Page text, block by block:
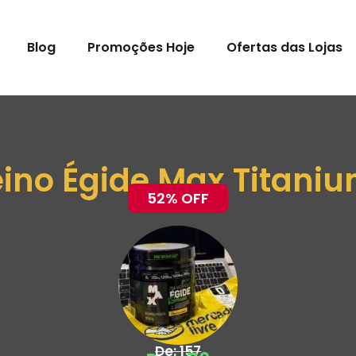
Blog Promoções Hoje Ofertas das Lojas
Égide Max
52% OFF
De: 157